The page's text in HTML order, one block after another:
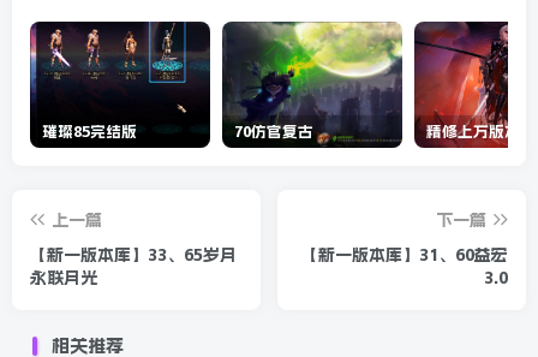
璀璨85完结版 70仿官复古 精修上万版本-
上一篇
【新一版本库】33、65岁月
永联月光
下一篇
【新一版本库】31、60益宏
3.0
相关推荐